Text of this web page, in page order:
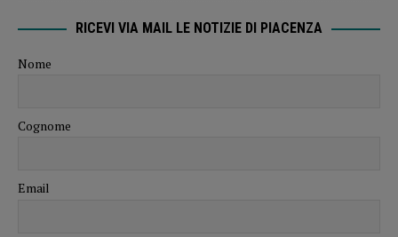
RICEVI VIA MAIL LE NOTIZIE DI PIACENZA
Nome
Cognome
Email